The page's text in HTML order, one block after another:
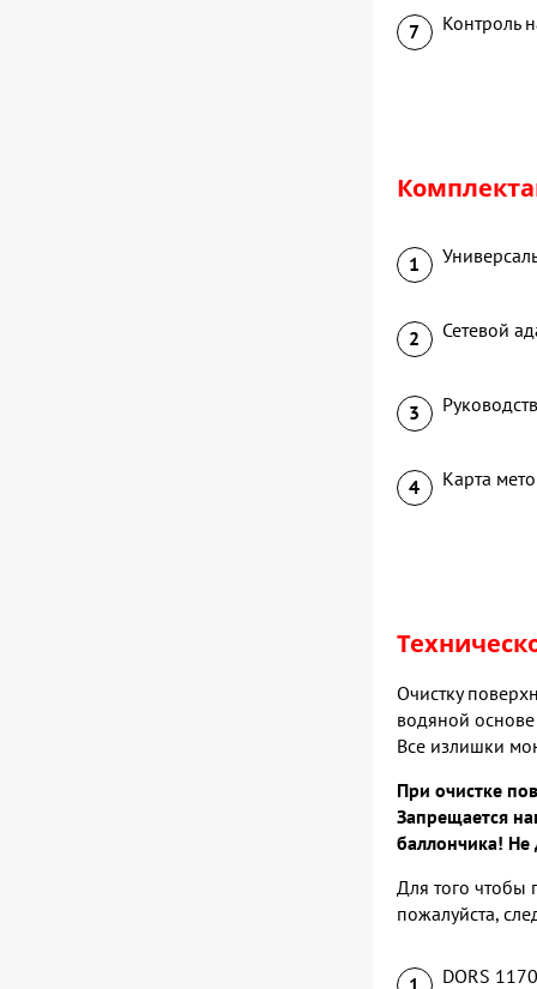
Контроль
Сетевой
Карта
Очистку
водяной
Все излишки
При очистке
Запрещается
баллончика!
Для того чтобы
пожалуйста,
DORS